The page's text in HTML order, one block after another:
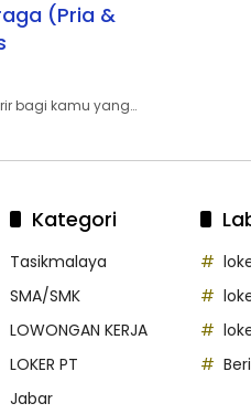
(Pria &
bagi kamu yang…
Kategori
Tasikmalaya
SMA/SMK
LOWONGAN KERJA
LOKER PT
Jabar